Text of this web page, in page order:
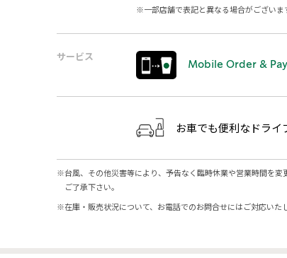
※一部店舗で表記と異なる場合がございま
サービス
Mobile Order & Pay
お車でも便利なドライ
※台風、その他災害等により、予告なく臨時休業や営業時間を
ご了承下さい。
※在庫・販売状況について、お電話でのお問合せにはご対応いた